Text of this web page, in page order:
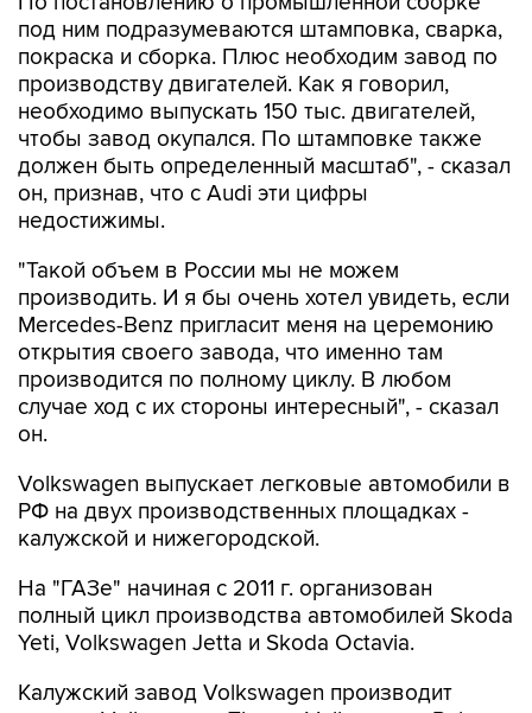
под ним подразумеваются штамповка, сварка,
покраска и сборка. Плюс необходим завод по
производству двигателей. Как я говорил,
необходимо выпускать 150 тыс. двигателей,
чтобы завод окупался. По штамповке также
должен быть определенный масштаб", - сказал
он, признав, что с Audi эти цифры
недостижимы.
"Такой объем в России мы не можем
производить. И я бы очень хотел увидеть, если
Mercedes-Benz пригласит меня на церемонию
открытия своего завода, что именно там
производится по полному циклу. В любом
случае ход с их стороны интересный", - сказал
он.
Volkswagen выпускает легковые автомобили в
РФ на двух производственных площадках -
калужской и нижегородской.
На "ГАЗе" начиная с 2011 г. организован
полный цикл производства автомобилей Skoda
Yeti, Volkswagen Jetta и Skoda Octavia.
Калужский завод Volkswagen производит